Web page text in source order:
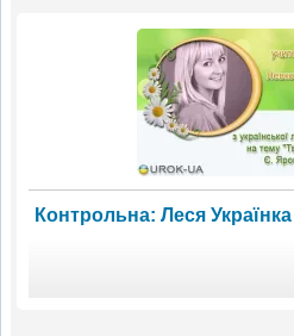
Контрольна: Леся